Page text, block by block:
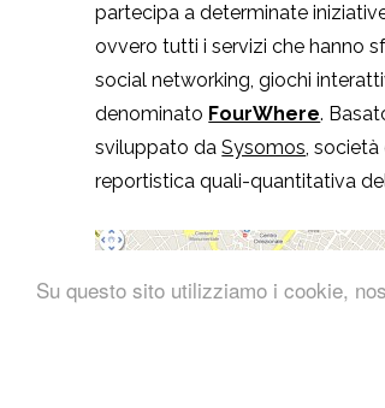
Su questo sito utilizziamo i cookie,
partecipa a determinate
ovvero tutti i servizi che hanno
social networking, giochi
denominato FourWhere.
sviluppato daSysomos,
reportistica quali-quantitativa